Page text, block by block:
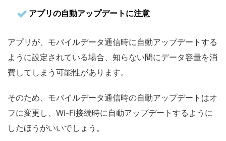
アプリの自動アップデートに注意
アプリが、モバイルデータ通信時に自動アップデートする
ように設定されている場合、知らない間にデータ容量を消
費してしまう可能性があります。
そのため、モバイルデータ通信時の自動アップデートはオ
フに変更し、Wi-Fi接続時に自動アップデートするように
したほうがいいでしょう。